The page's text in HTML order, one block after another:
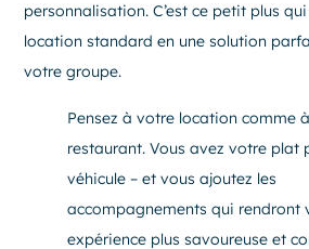
personnalisation. C’est ce petit plus
location standard en une solution
votre groupe.
Pensez à votre location comme
restaurant. Vous avez votre plat
véhicule – et vous ajoutez les
accompagnements qui rendront
expérience plus savoureuse et